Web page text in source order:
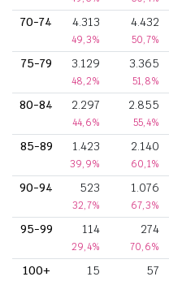
70-74 4.313
49,3%
4.432
50,7%
75-79 3.129
48,2%
3.365
51,8%
80-84 2.297
44,6%
2.855
55,4%
85-89 1.423
39,9%
2.140
60,1%
90-94 523
32,7%
1.076
67,3%
95-99 114
29,4%
274
70,6%
100+ 15 57